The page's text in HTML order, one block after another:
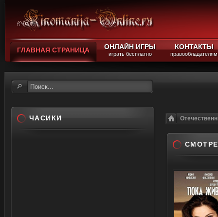
ГЛАВНАЯ СТРАНИЦА ОНЛАЙН ИГРЫ
играть бесплатно
КОНТАКТЫ
правообладателям
ЧАСИКИ